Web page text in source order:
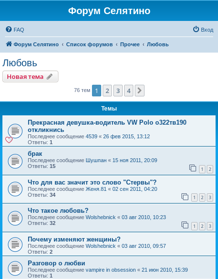
Форум Селятино
FAQ Вход
Форум Селятино Список форумов Прочее Любовь
Любовь
Новая тема
76 тем 1 2 3 4
Темы
Прекрасная девушка-водитель VW Polo о322тв190
откликнись
Последнее сообщение 4539 « 26 фев 2015, 13:12
Ответы: 1
брак
Последнее сообщение Шушпан « 15 ноя 2011, 20:09
Ответы: 15 1 2
Что для вас значит это слово "Стервы"?
Последнее сообщение Женя.81 « 02 сен 2011, 04:20
Ответы: 34 1 2 3
Что такое любовь?
Последнее сообщение Wolshebnick « 03 авг 2010, 10:23
Ответы: 32 1 2 3
Почему изменяют женщины?
Последнее сообщение Wolshebnick « 03 авг 2010, 09:57
Ответы: 2
Разговор о любви
Последнее сообщение vampire in obsession « 21 июн 2010, 15:39
Ответы: 1